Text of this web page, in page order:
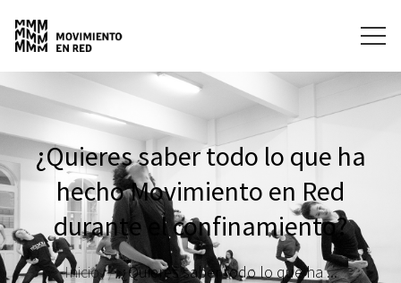
¿Quieres saber todo lo que ha
hecho Movimiento en Red
durante el confinamiento?
Inicio ¿Quieres saber todo lo que ha ...